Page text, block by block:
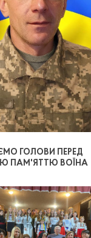
ГОЛОВИ ПЕРЕД
ПАМ'ЯТТЮ ВОЇНА